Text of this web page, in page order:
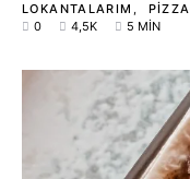
LOKANTALARIM
0
4,5K 5 MIN